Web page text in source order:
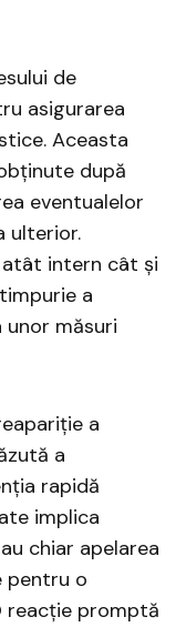
de
asigurarea
Aceasta
după
eventualelor
ulterior.
intern cât și
a
măsuri
a
a
rapidă
implica
chiar apelarea
pentru o
reacție promptă